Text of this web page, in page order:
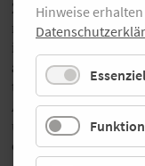
Zum anderen ist
nicht gern“ viel
intensiv, brauchen
auch mehr Blut im
tatsächlich
Aufhängung der
unten, das
oben …
Hinweise